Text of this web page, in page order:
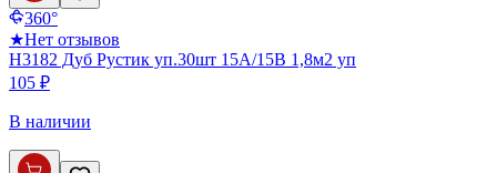
360°
★Нет отзывов
Н3182 Дуб Рустик уп.30шт 15А/15В 1,8м2 уп
105 ₽
В наличии